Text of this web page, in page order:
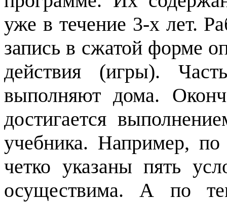
уже в течение 3-х лет.
запись в сжатой форме
действия (игры).
выполняют дома.
достигается
учебника. Например,
четко указаны пять
осуществима. А по